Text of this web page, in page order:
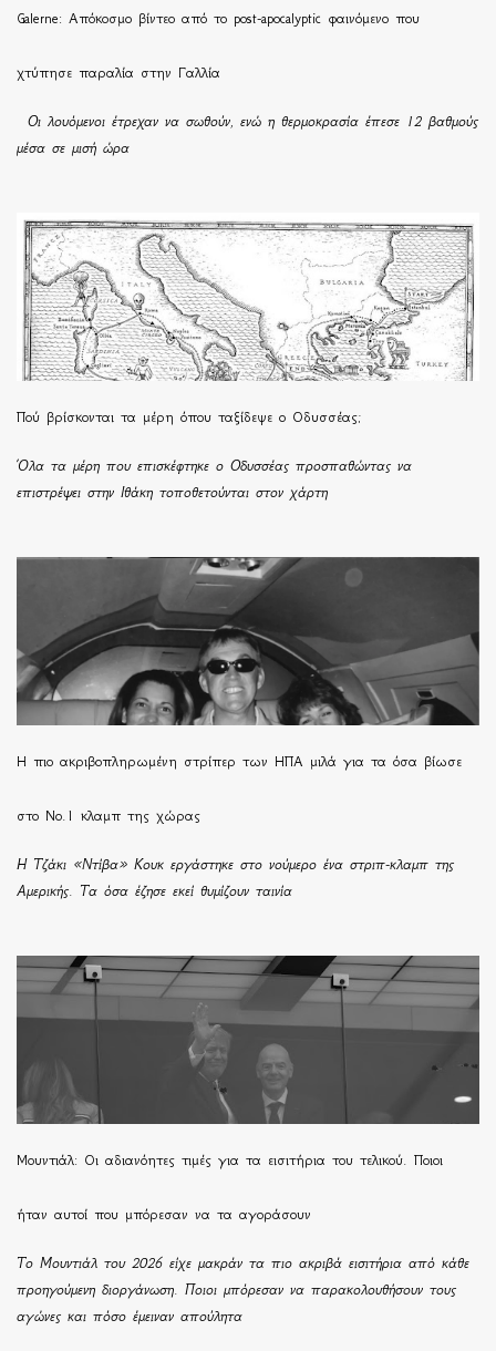
Galerne: Απόκοσμο βίντεο από το post-apocalyptic φαινόμενο που
χτύπησε παραλία στην Γαλλία
Οι λουόμενοι έτρεχαν να σωθούν, ενώ η θερμοκρασία έπεσε 12 βαθμούς
μέσα σε μισή ώρα
Πού βρίσκονται τα μέρη όπου ταξίδεψε ο Οδυσσέας;
Όλα τα μέρη που επισκέφτηκε ο Οδυσσέας προσπαθώντας να
επιστρέψει στην Ιθάκη τοποθετούνται στον χάρτη
H πιο ακριβοπληρωμένη στρίπερ των ΗΠΑ μιλά για τα όσα βίωσε
στο Νο.1 κλαμπ της χώρας
Η Τζάκι «Ντίβα» Κουκ εργάστηκε στο νούμερο ένα στριπ-κλαμπ της
Αμερικής. Τα όσα έζησε εκεί θυμίζουν ταινία
Μουντιάλ: Οι αδιανόητες τιμές για τα εισιτήρια του τελικού. Ποιοι
ήταν αυτοί που μπόρεσαν να τα αγοράσουν
Το Μουντιάλ του 2026 είχε μακράν τα πιο ακριβά εισιτήρια από κάθε
προηγούμενη διοργάνωση. Ποιοι μπόρεσαν να παρακολουθήσουν τους
αγώνες και πόσο έμειναν απούλητα